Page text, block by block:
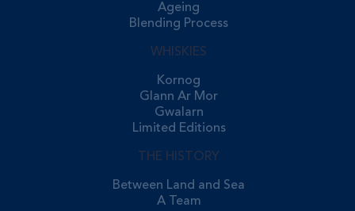
Ageing
Blending Process
WHISKIES
Kornog
Glann Ar Mor
Gwalarn
Limited Editions
THE HISTORY
Between Land and Sea
A Team